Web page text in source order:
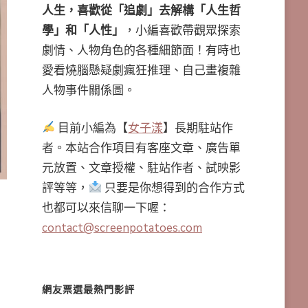
人生，喜歡從「追劇」去解構「人生哲
學」和「人性」
，小編喜歡帶觀眾探索
劇情、人物角色的各種細節面！有時也
愛看燒腦懸疑劇瘋狂推理、自己畫複雜
人物事件關係圖。
目前小編為【女子漾】長期駐站作
者。本站合作項目有客座文章、廣告單
元放置、文章授權、駐站作者、試映影
評等等，
只要是你想得到的合作方式
也都可以來信聊一下喔：
contact@screenpotatoes.com
網友票選最熱門影評